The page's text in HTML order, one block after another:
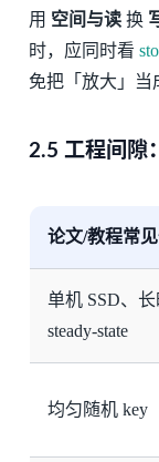
用 空间与读换
时，应同时看
免把「放大」当
2.5 工程间隙
论文/教程常
单机 SSD、长
steady-state
均匀随机 key